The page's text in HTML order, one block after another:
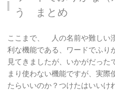
う まとめ
ここまで、 人の名前や難しい
利な機能である、ワードでふり
見てきましたが、いかがだった
まり使わない機能ですが、実際
たらいいのか？つけたはいいけ